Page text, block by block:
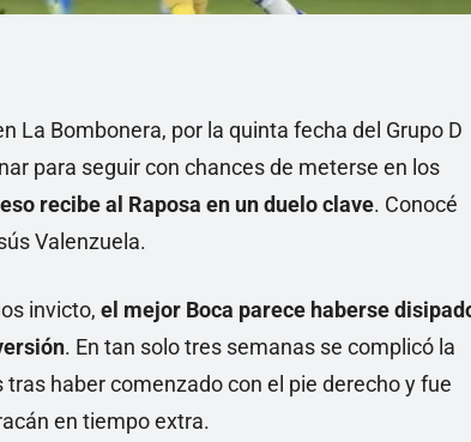
La Bombonera, por la quinta fecha del Grupo D
para seguir con chances de meterse en los
recibe al Raposa en un duelo clave. Conocé
Valenzuela.
invicto, el mejor Boca parece haberse
. En tan solo tres semanas se complicó la
haber comenzado con el pie derecho y fue
en tiempo extra.